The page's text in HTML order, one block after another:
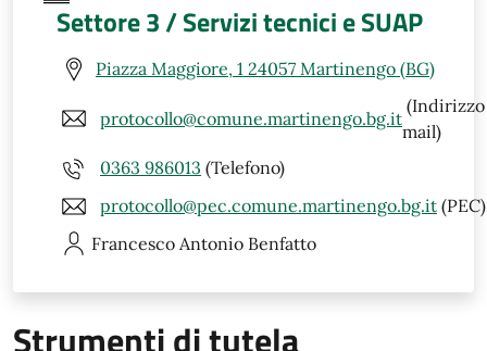
Settore 3 / Servizi tecnici e SUAP
Piazza Maggiore, 1 24057 Martinengo (BG)
protocollo@comune.martinengo.bg.it
(Indirizzo
mail)
0363 986013 (Telefono)
protocollo@pec.comune.martinengo.bg.it (PEC)
Francesco Antonio Benfatto
Strumenti di tutela